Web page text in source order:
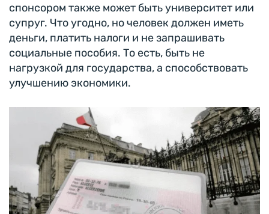
спонсором также может быть университет или
супруг. Что угодно, но человек должен иметь
деньги, платить налоги и не запрашивать
социальные пособия. То есть, быть не
нагрузкой для государства, а способствовать
улучшению экономики.